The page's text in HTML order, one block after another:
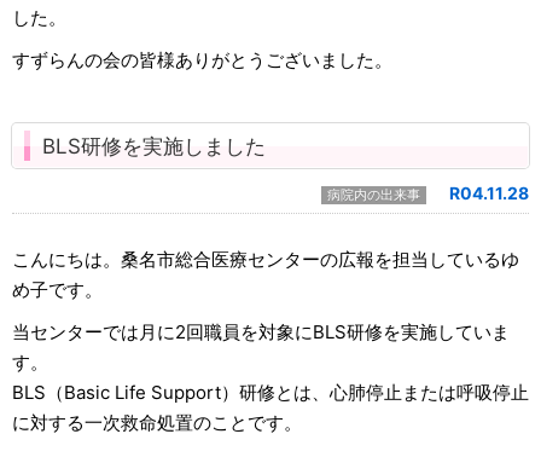
した。
すずらんの会の皆様ありがとうございました。
BLS研修を実施しました
病院内の出来事 R04.11.28
こんにちは。桑名市総合医療センターの広報を担当しているゆ
め子です。
当センターでは月に2回職員を対象にBLS研修を実施していま
す。
BLS（Basic Life Support）研修とは、心肺停止または呼吸停止
に対する一次救命処置のことです。